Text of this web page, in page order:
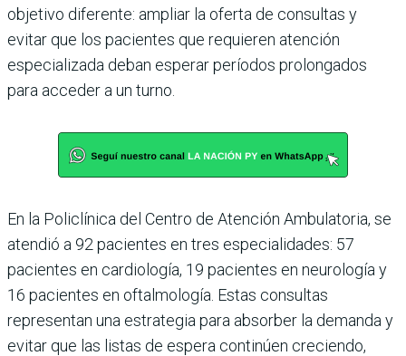
objetivo diferente: ampliar la oferta de consultas y
evitar que los pacientes que requieren atención
especializada deban esperar períodos prolongados
para acceder a un turno.
En la Policlínica del Centro de Atención Ambulatoria, se
atendió a 92 pacientes en tres especialidades: 57
pacientes en cardiología, 19 pacientes en neurología y
16 pacientes en oftalmología. Estas consultas
representan una estrategia para absorber la demanda y
evitar que las listas de espera continúen creciendo,